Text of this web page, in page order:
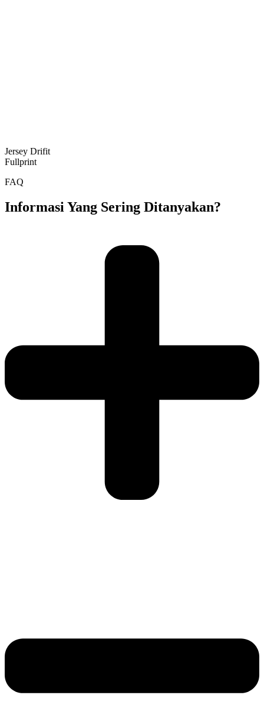
Jersey Drifit
Fullprint
FAQ
Informasi Yang Sering Ditanyakan?